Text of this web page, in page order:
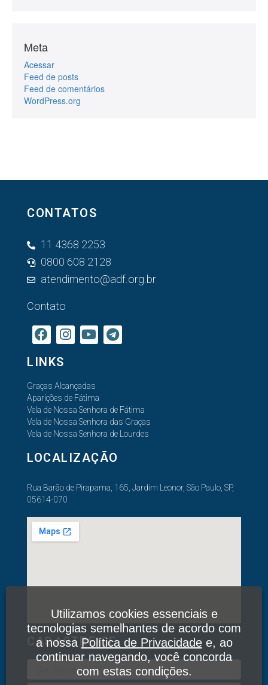
Meta
Acessar
Feed de posts
Feed de comentários
WordPress.org
CONTATOS
11 4368 2253
0800 608 2128
atendimento@adf.org.br
Contato
LINKS
Graças Alcançadas
Aparições de Fátima
Vela de Nossa Senhora de Fátima
Vela de Nossa Senhora das Graças
Vela de Nossa Senhora de Lourdes
LOCALIZAÇÃO
Rua Barão de Pirapama, 165, Jardim Leonor, São Paulo, SP,
05614-070
CADASTRE-SE
Utilizamos cookies essenciais e
tecnologias semelhantes de acordo com
a nossaPolítica de Privacidadee, ao
continuar navegando, você concorda
com estas condições.